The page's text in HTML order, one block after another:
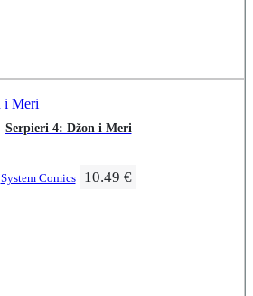
Serpieri 4: Džon i Meri
System Comics 10.49 €